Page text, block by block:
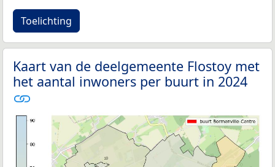
Toelichting
Kaart van de deelgemeente Flostoy met
het aantal inwoners per buurt in 2024